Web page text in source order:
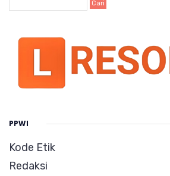
PPWI
Kode Etik
Redaksi